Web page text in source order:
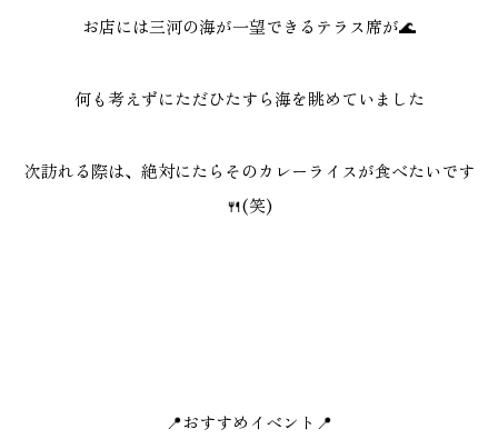
お店には三河の海が一望できるテラス席が🌊
何も考えずにただひたすら海を眺めていました
次訪れる際は、絶対にたらそのカレーライスが食べたいです
🍴(笑)
📍おすすめイベント📍